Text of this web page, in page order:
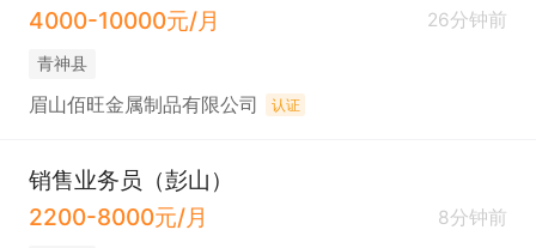
4000-10000元/月
26分钟前
青神县
眉山佰旺金属制品有限公司 认证
销售业务员（彭山）
2200-8000元/月
8分钟前